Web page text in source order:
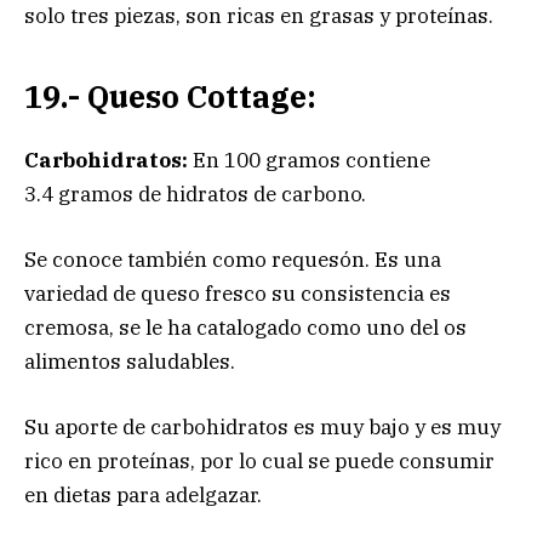
solo tres piezas, son ricas en grasas y proteínas.
19.- Queso Cottage:
Carbohidratos: En 100 gramos contiene
3.4 gramos de hidratos de carbono.
Se conoce también como requesón. Es una
variedad de queso fresco su consistencia es
cremosa, se le ha catalogado como uno del os
alimentos saludables.
Su aporte de carbohidratos es muy bajo y es muy
rico en proteínas, por lo cual se puede consumir
en dietas para adelgazar.